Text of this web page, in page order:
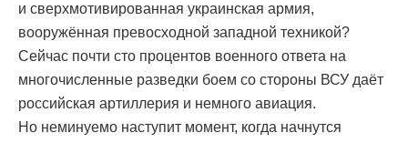
и сверхмотивированная украинская армия,
вооружённая превосходной западной техникой?
Сейчас почти сто процентов военного ответа на
многочисленные разведки боем со стороны ВСУ даёт
российская артиллерия и немного авиация.
Но неминуемо наступит момент, когда начнутся